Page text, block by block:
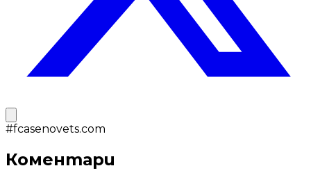
#fcasenovets.com
Коментари